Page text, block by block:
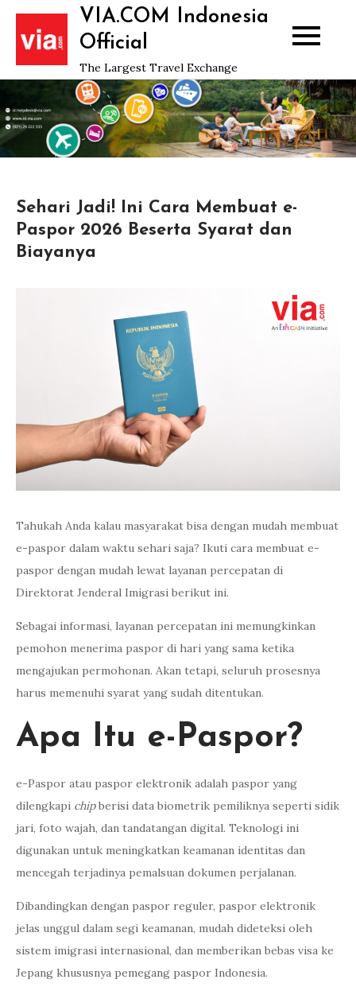
Skip
content
VIA.COM Indonesia
Official
The Largest Travel Exchange
Sehari Jadi! Ini Cara Membuat e-
Paspor 2026 Beserta Syarat dan
Biayanya
Tahukah Anda kalau masyarakat bisa dengan mudah membuat
e-paspor dalam waktu sehari saja? Ikuti cara membuat e-
paspor dengan mudah lewat layanan percepatan di
Direktorat Jenderal Imigrasi berikut ini.
Sebagai informasi, layanan percepatan ini memungkinkan
pemohon menerima paspor di hari yang sama ketika
mengajukan permohonan. Akan tetapi, seluruh prosesnya
harus memenuhi syarat yang sudah ditentukan.
Apa Itu e-Paspor?
e-Paspor atau paspor elektronik adalah paspor yang
dilengkapi chipberisi data biometrik pemiliknya seperti sidik
jari, foto wajah, dan tandatangan digital. Teknologi ini
digunakan untuk meningkatkan keamanan identitas dan
mencegah terjadinya pemalsuan dokumen perjalanan.
Dibandingkan dengan paspor reguler, paspor elektronik
jelas unggul dalam segi keamanan, mudah dideteksi oleh
sistem imigrasi internasional, dan memberikan bebas visa ke
Jepang khususnya pemegang paspor Indonesia.